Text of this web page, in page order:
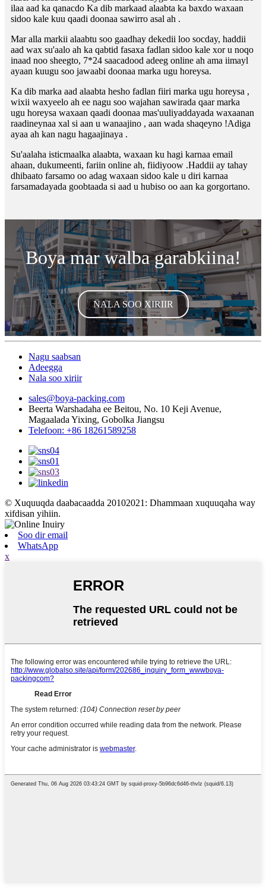
ilaa aad ka qanacdo Ka dib markaad alaabta ka baxdo waxaan
sidoo kale kuu qaadi doonaa sawirro asal ah .
Mar alla markii alaabtu soo gaadhay dekedii loo socday, haddii
aad wax su'aalo ah ka qabtid fasaxa fadlan sidoo kale xor u noqo
inaad noo sheegto, 7*24 saacadood adeeg online ah ama iimayl
ayaan kuugu soo jawaabi doonaa marka ugu horeysa.
Ka dib marka aad alaabta hesho fadlan fiiri marka ugu horeysa ,
wixii waxyeelo ah ee nagu soo wajahan sawirada qaar marka
ugu horeysa waxaan qaadi doonaa mas'uuliyaddayada waxaanan
raadineynaa xal si aan u wanaajino , aan wada shaqeyno !Adiga
ayaa ah kan nagu hagaajinaya .
Su'aalaha isticmaalka alaabta, waxaan ku hagi karnaa email
ahaan, dukumeenti, fariin online ah, fiidiyoow .Haddii ay tahay
dhibaato farsamo oo adag waxaan sidoo kale u diri karnaa
farsamadayada goobtaada si aad u hubiso oo aan ka gorgortano.
Boya mar walba garabkiina!
NALA SOO XIRIIR
Nagu saabsan
Adeegga
Nala soo xiriir
sales@boya-packing.com
Beerta Warshadaha ee Beitou, No. 10 Keji Avenue,
Magaalada Yixing, Gobolka Jiangsu
Telefoon: +86 18261589258
© Xuquuqda daabacaadda 20102021: Dhammaan xuquuqaha way
xifdisan yihiin.
Soo dir email
WhatsApp
x